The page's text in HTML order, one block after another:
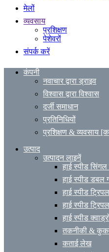
मेलों
व्यवसाय
प्रशिक्षण
पेशेवरों
संपर्क करें
कंपनी
नवाचार द्वारा ड्राइव
विश्वास द्वारा विश्वास
दर्जी समाधान
प्रतिनिधियों
प्रशिक्षण & व्यवसाय
उत्पाद
उत्पादन लाइनें
हाई स्पीड सिंगल
हाई स्पीड डबल
हाई स्पीड
हाई स्पीड
हाई स्पीड
तकनीकी &
कताई लेख